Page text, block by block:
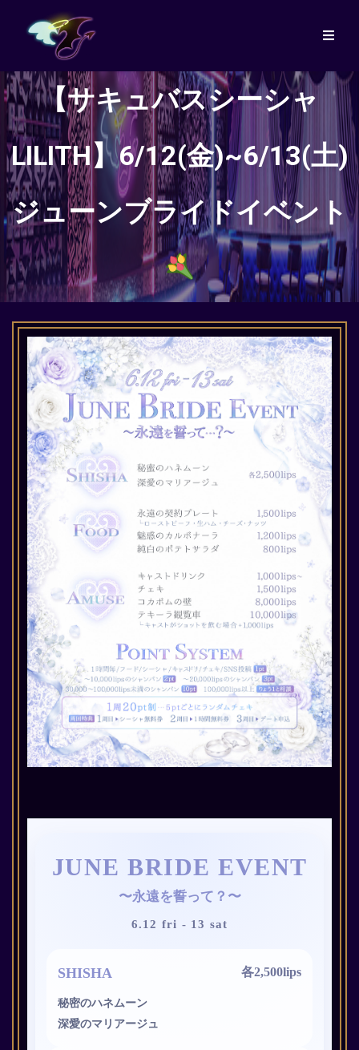
【サキュバスシーシャ
LILITH】6/12(金)~6/13(土)
ジューンブライドイベント
JUNE BRIDE EVENT
〜永遠を誓って？〜
6.12 fri - 13 sat
SHISHA 各2,500lips
秘密のハネムーン
深愛のマリアージュ